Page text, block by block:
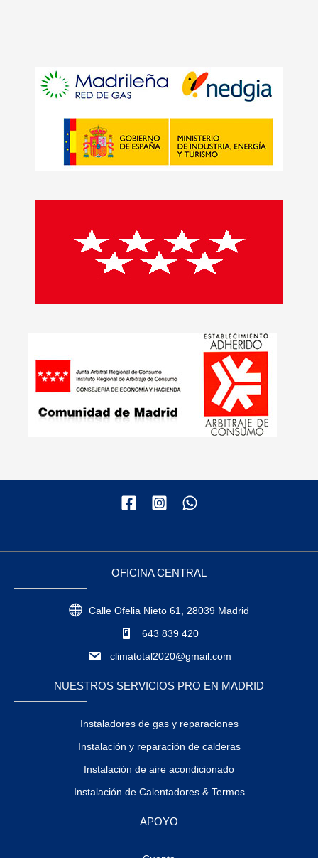
OFICINA CENTRAL
Calle Ofelia Nieto 61, 28039 Madrid
643 839 420
climatotal2020@gmail.com
NUESTROS SERVICIOS PRO EN MADRID
Instaladores de gas y reparaciones
Instalación y reparación de calderas
Instalación de aire acondicionado
Instalación de Calentadores & Termos
APOYO